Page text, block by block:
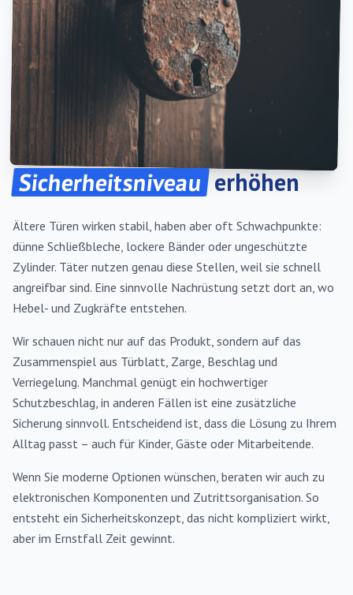
Sicherheitsniveau erhöhen
Ältere Türen wirken stabil, haben aber oft Schwachpunkte:
dünne Schließbleche, lockere Bänder oder ungeschützte
Zylinder. Täter nutzen genau diese Stellen, weil sie schnell
angreifbar sind. Eine sinnvolle Nachrüstung setzt dort an, wo
Hebel- und Zugkräfte entstehen.
Wir schauen nicht nur auf das Produkt, sondern auf das
Zusammenspiel aus Türblatt, Zarge, Beschlag und
Verriegelung. Manchmal genügt ein hochwertiger
Schutzbeschlag, in anderen Fällen ist eine zusätzliche
Sicherung sinnvoll. Entscheidend ist, dass die Lösung zu Ihrem
Alltag passt – auch für Kinder, Gäste oder Mitarbeitende.
Wenn Sie moderne Optionen wünschen, beraten wir auch zu
elektronischen Komponenten und Zutrittsorganisation. So
entsteht ein Sicherheitskonzept, das nicht kompliziert wirkt,
aber im Ernstfall Zeit gewinnt.